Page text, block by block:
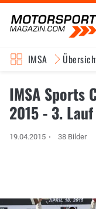
IMSA
IMSA Sports
2015 - 3. Lauf
19.04.2015 38 Bilder